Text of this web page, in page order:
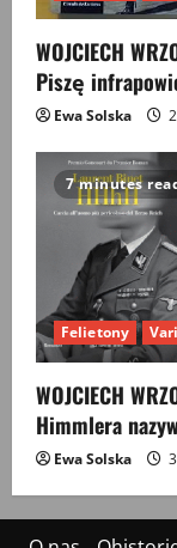
WOJCIECH
Piszę
Ewa Solska
7 minutes
Felietony
WOJCIECH
Himmlera
Ewa Solska